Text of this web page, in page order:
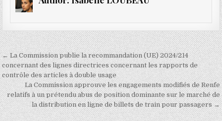
Navigation
de
l’article
← La Commission publie la recommandation (UE) 2024/214
concernant des lignes directrices concernant les rapports de
contrôle des articles à double usage
La Commission approuve les engagements modifiés de Renfe
relatifs à un prétendu abus de position dominante sur le marché de
la distribution en ligne de billets de train pour passagers →